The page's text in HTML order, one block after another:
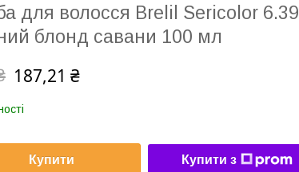
для волосся Brelil Sericolor 6.39
блонд савани 100 мл
187,21 ₴
Купити Купити з